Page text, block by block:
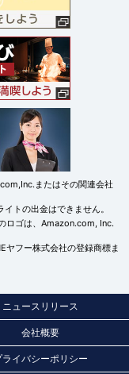
またはその関連会社
トの出金はできません。
ロゴは、Amazon.com, Inc.
ヤフー株式会社の登録商標ま
ニュースリリース
会社概要
ライバシーポリシー